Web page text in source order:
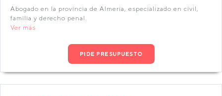
Abogado en la provincia de Almería, especializado en civil,
familia y derecho penal.
Ver más
PIDE PRESUPUESTO